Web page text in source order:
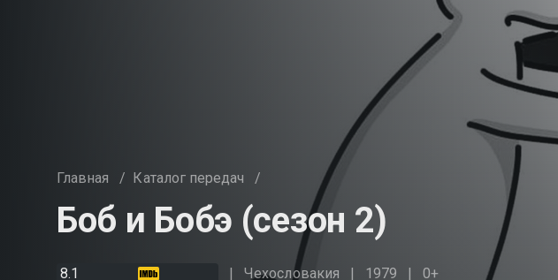
Главная / Каталог передач /
Боб и Бобэ (сезон 2)
8.1 Чехословакия 1979 0+